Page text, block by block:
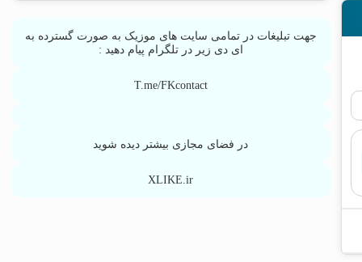
جهت تبلیغات در تمامی سایت های موزیک به صورت گسترده به
ای دی زیر در تلگرام پیام دهید :
T.me/FKcontact
در فضای مجازی بیشتر دیده شوید
XLIKE.ir